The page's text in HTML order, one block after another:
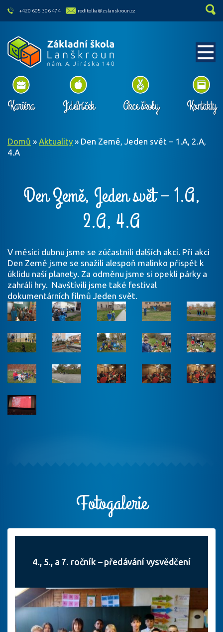
skip to main content
+420 605 306 474 reditelka@zslanskroun.cz
Kariéra Jídelníček Akce školy Kontakty
Domů » Aktuality » Den Země, Jeden svět – 1.A, 2.A,
4.A
Den Země, Jeden svět – 1.A,
2.A, 4.A
V měsíci dubnu jsme se zúčastnili dalších akcí. Při akci
Den Země jsme se snažili alespoň malinko přispět k
úklidu naší planety. Za odměnu jsme si opekli párky a
zahráli hry. Navštívili jsme také festival
dokumentárních filmů Jeden svět.
Fotogalerie
4., 5., a 7. ročník – předávání vysvědčení